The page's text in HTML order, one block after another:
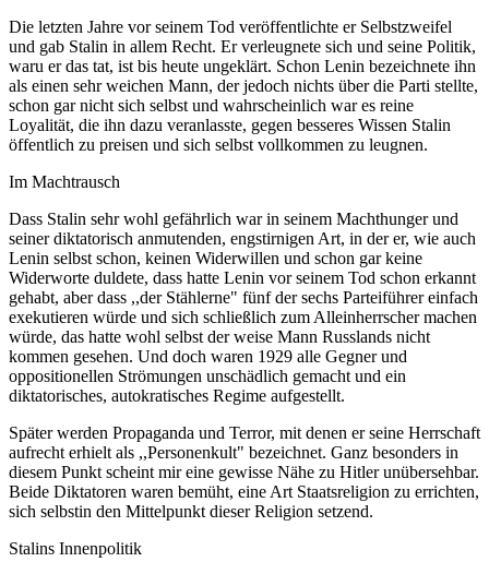
Die letzten Jahre vor seinem Tod veröffentlichte er Selbstzweifel
und gab Stalin in allem Recht. Er verleugnete sich und seine Politik,
waru er das tat, ist bis heute ungeklärt. Schon Lenin bezeichnete ihn
als einen sehr weichen Mann, der jedoch nichts über die Parti stellte,
schon gar nicht sich selbst und wahrscheinlich war es reine
Loyalität, die ihn dazu veranlasste, gegen besseres Wissen Stalin
öffentlich zu preisen und sich selbst vollkommen zu leugnen.
Im Machtrausch
Dass Stalin sehr wohl gefährlich war in seinem Machthunger und
seiner diktatorisch anmutenden, engstirnigen Art, in der er, wie auch
Lenin selbst schon, keinen Widerwillen und schon gar keine
Widerworte duldete, dass hatte Lenin vor seinem Tod schon erkannt
gehabt, aber dass ,,der Stählerne" fünf der sechs Parteiführer einfach
exekutieren würde und sich schließlich zum Alleinherrscher machen
würde, das hatte wohl selbst der weise Mann Russlands nicht
kommen gesehen. Und doch waren 1929 alle Gegner und
oppositionellen Strömungen unschädlich gemacht und ein
diktatorisches, autokratisches Regime aufgestellt.
Später werden Propaganda und Terror, mit denen er seine Herrschaft
aufrecht erhielt als ,,Personenkult" bezeichnet. Ganz besonders in
diesem Punkt scheint mir eine gewisse Nähe zu Hitler unübersehbar.
Beide Diktatoren waren bemüht, eine Art Staatsreligion zu errichten,
sich selbstin den Mittelpunkt dieser Religion setzend.
Stalins Innenpolitik